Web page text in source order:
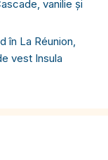
vanilie și
în La Réunion,
vest Insula